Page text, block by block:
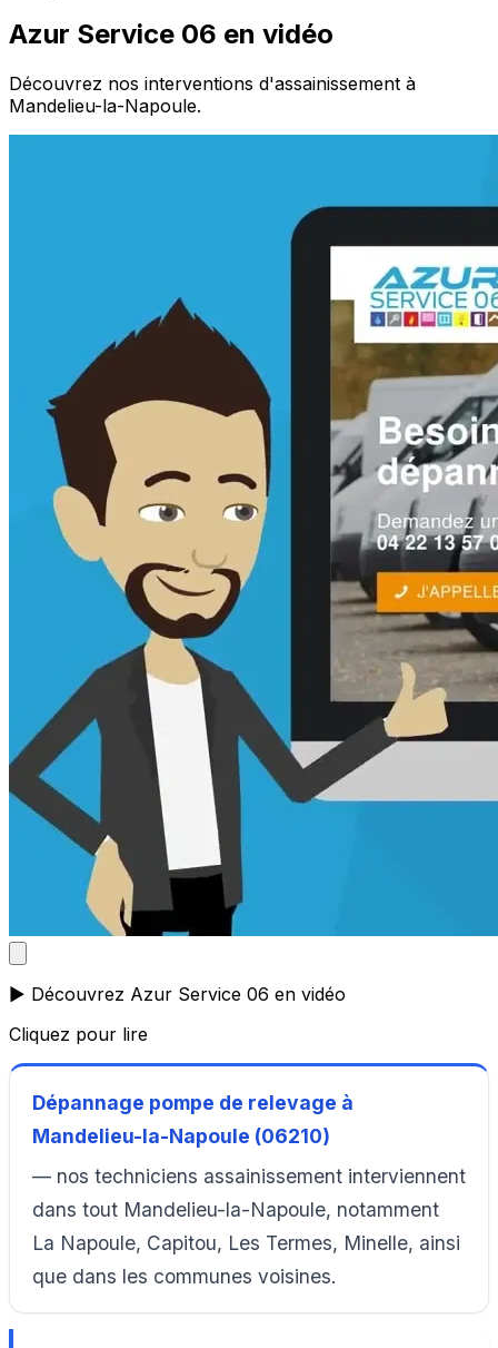
Azur Service 06 en vidéo
Découvrez nos interventions d'assainissement à
Mandelieu-la-Napoule.
▶️ Découvrez Azur Service 06 en vidéo
Cliquez pour lire
Dépannage pompe de relevage à
Mandelieu-la-Napoule (06210)
— nos techniciens assainissement interviennent
dans tout Mandelieu-la-Napoule, notamment
La Napoule, Capitou, Les Termes, Minelle, ainsi
que dans les communes voisines.